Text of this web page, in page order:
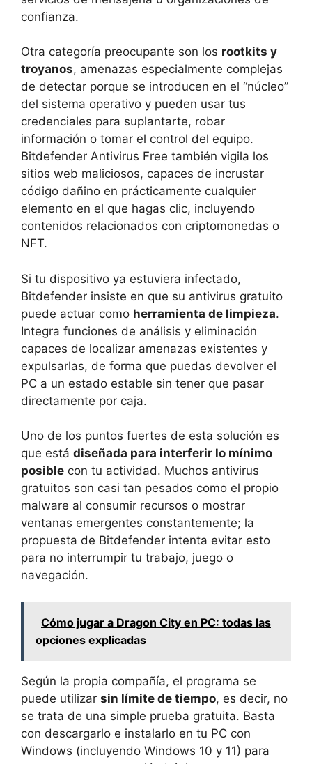
confianza.
Otra categoría preocupante son los rootkits y
troyanos, amenazas especialmente complejas
de detectar porque se introducen en el “núcleo”
del sistema operativo y pueden usar tus
credenciales para suplantarte, robar
información o tomar el control del equipo.
Bitdefender Antivirus Free también vigila los
sitios web maliciosos, capaces de incrustar
código dañino en prácticamente cualquier
elemento en el que hagas clic, incluyendo
contenidos relacionados con criptomonedas o
NFT.
Si tu dispositivo ya estuviera infectado,
Bitdefender insiste en que su antivirus gratuito
puede actuar como herramienta de limpieza.
Integra funciones de análisis y eliminación
capaces de localizar amenazas existentes y
expulsarlas, de forma que puedas devolver el
PC a un estado estable sin tener que pasar
directamente por caja.
Uno de los puntos fuertes de esta solución es
que está diseñada para interferir lo mínimo
posible con tu actividad. Muchos antivirus
gratuitos son casi tan pesados como el propio
malware al consumir recursos o mostrar
ventanas emergentes constantemente; la
propuesta de Bitdefender intenta evitar esto
para no interrumpir tu trabajo, juego o
navegación.
Cómo jugar a Dragon City en PC: todas las
opciones explicadas
Según la propia compañía, el programa se
puede utilizar sin límite de tiempo, es decir, no
se trata de una simple prueba gratuita. Basta
con descargarlo e instalarlo en tu PC con
Windows (incluyendo Windows 10 y 11) para